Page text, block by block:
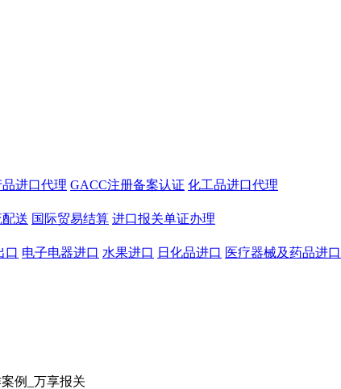
进口代理 GACC注册备案认证 化工品进口代理
送 国际贸易结算 进口报关单证办理
口 电子电器进口 水果进口 日化品进口 医疗器械及药品进口
例_万享报关